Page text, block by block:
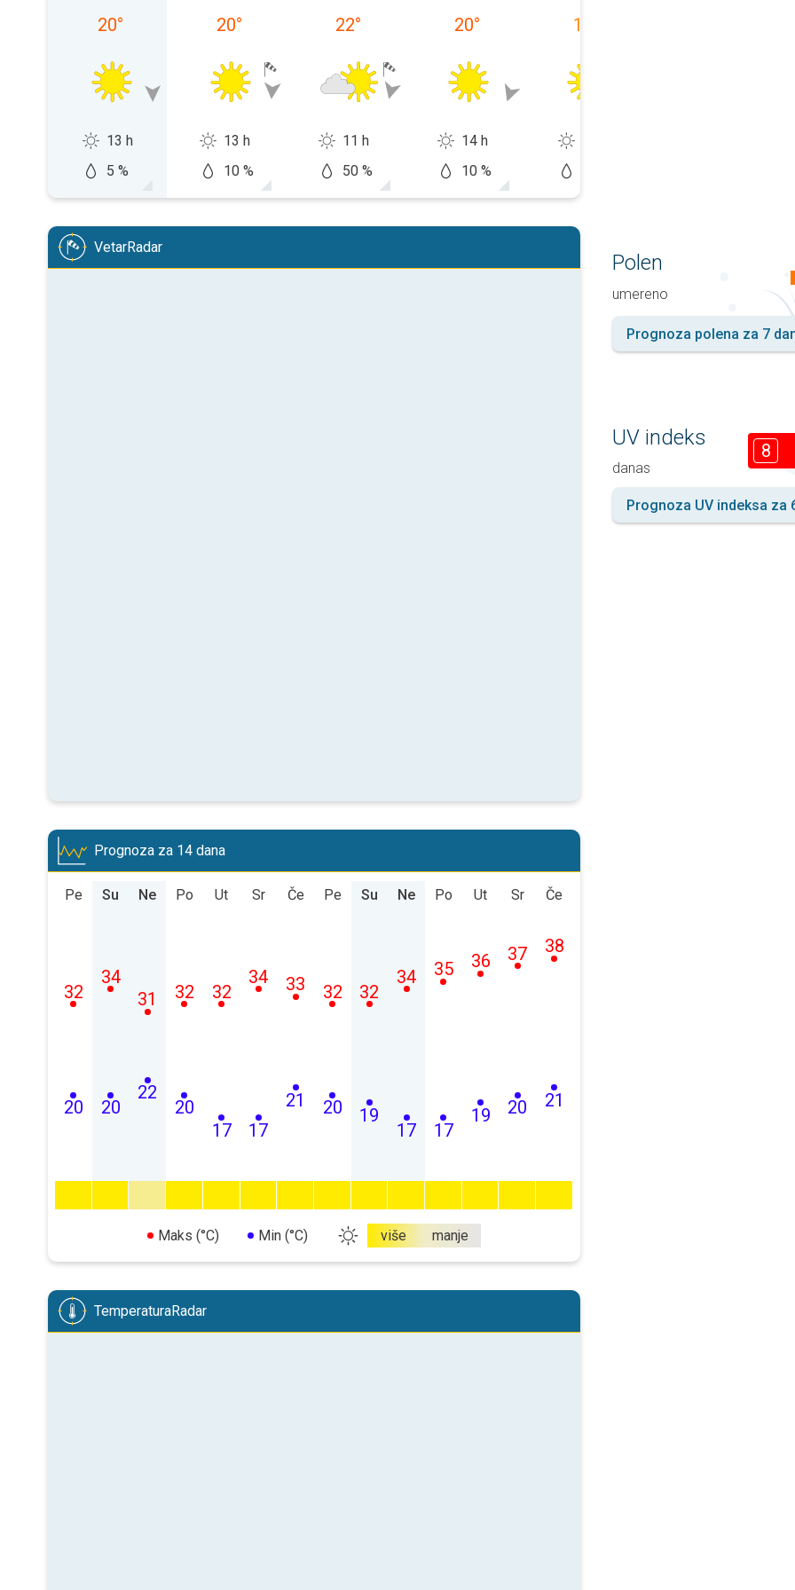
20°
13 h
5 %
20°
13 h
10 %
22°
11 h
50 %
20°
14 h
10 %
17
VetarRadar
Prognoza za 14 dana
Pe
20
32
Su
20
34
Ne
22
31
Po
20
32
Ut
17
32
Sr
17
34
Če
21
33
Pe
20
32
Su
19
32
Ne
17
34
Po
17
35
Ut
19
36
Sr
20
37
Če
21
38
Maks (°C) Min (°C) više manje
TemperaturaRadar
Polen
umereno
Prognoza polena za 7
UV indeks
danas
8
Prognoza UV indeksa za